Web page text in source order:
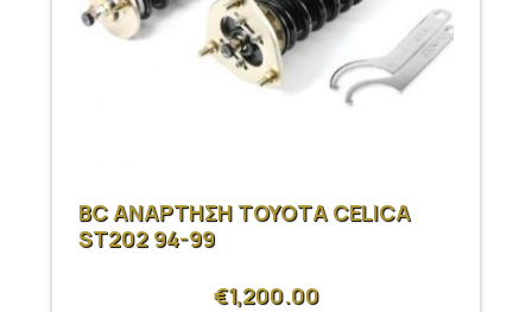
BC ΑΝΑΡΤΗΣΗ ΤΟΥΟΤΑ CELICA
ST202 94-99
€1,200.00